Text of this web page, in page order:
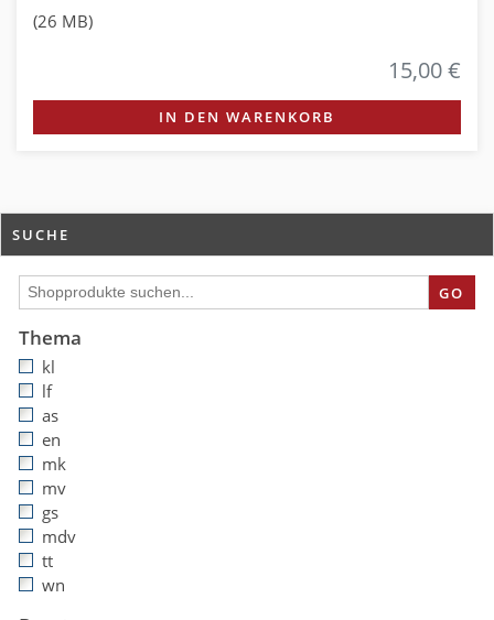
(26 MB)
15,00 €
IN DEN WARENKORB
SUCHE
GO
Thema
kl
lf
as
en
mk
mv
gs
mdv
tt
wn